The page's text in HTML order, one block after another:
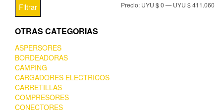
Filtrar Precio: UYU $ 0—UYU $ 411.060
OTRAS CATEGORIAS
ASPERSORES
BORDEADORAS
CAMPING
CARGADORES ELECTRICOS
CARRETILLAS
COMPRESORES
CONECTORES